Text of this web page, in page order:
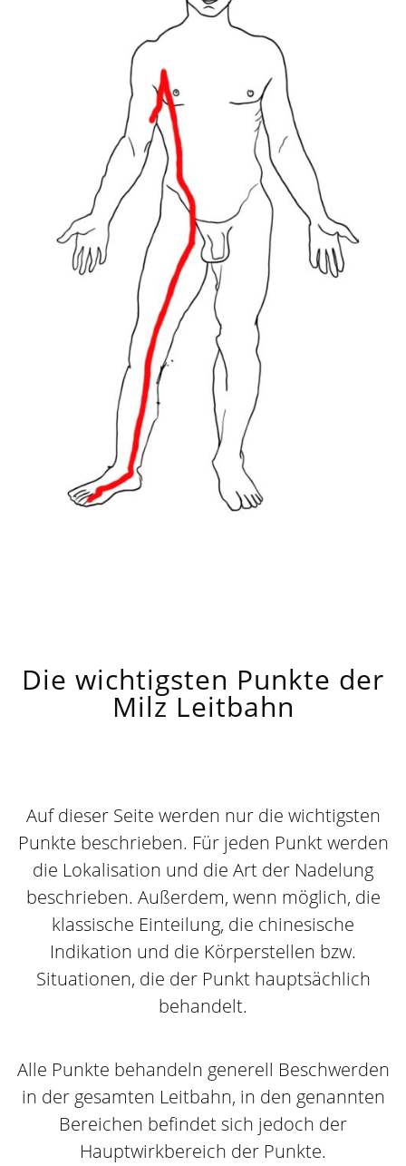
Die wichtigsten Punkte der
Milz Leitbahn
Auf dieser Seite werden nur die wichtigsten
Punkte beschrieben. Für jeden Punkt werden
die Lokalisation und die Art der Nadelung
beschrieben. Außerdem, wenn möglich, die
klassische Einteilung, die chinesische
Indikation und die Körperstellen bzw.
Situationen, die der Punkt hauptsächlich
behandelt.
Alle Punkte behandeln generell Beschwerden
in der gesamten Leitbahn, in den genannten
Bereichen befindet sich jedoch der
Hauptwirkbereich der Punkte.